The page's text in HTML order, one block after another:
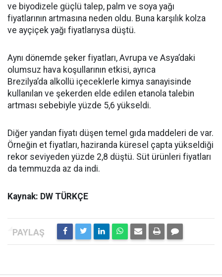
ve biyodizele güçlü talep, palm ve soya yağı
fiyatlarının artmasına neden oldu. Buna karşılık kolza
ve ayçiçek yağı fiyatlarıysa düştü.
Aynı dönemde şeker fiyatları, Avrupa ve Asya’daki
olumsuz hava koşullarının etkisi, ayrıca
Brezilya’da alkollü içeceklerle kimya sanayisinde
kullanılan ve şekerden elde edilen etanola talebin
artması sebebiyle yüzde 5,6 yükseldi.
Diğer yandan fiyatı düşen temel gıda maddeleri de var.
Örneğin et fiyatları, haziranda küresel çapta yükseldiği
rekor seviyeden yüzde 2,8 düştü. Süt ürünleri fiyatları
da temmuzda az da indi.
Kaynak: DW TÜRKÇE